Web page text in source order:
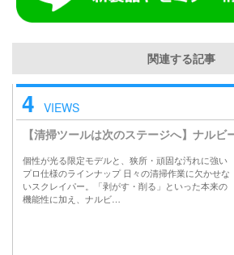
関連する記事
4 VIEWS
【清掃ツールは次のステージへ】ナルビ
個性が光る限定モデルと、狭所・頑固な汚れに強い
プロ仕様のラインナップ 日々の清掃作業に欠かせな
いスクレイパー。「剥がす・削る」といった本来の
機能性に加え、ナルビ…